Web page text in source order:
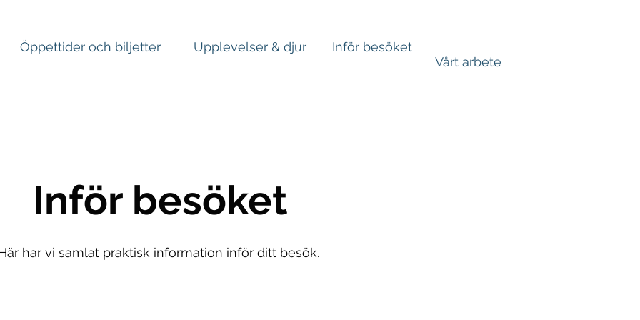
Öppettider och biljetter Upplevelser & djur
Inför besöket
Vårt arbete
Inför besöket
har vi samlat praktisk information inför ditt besök.